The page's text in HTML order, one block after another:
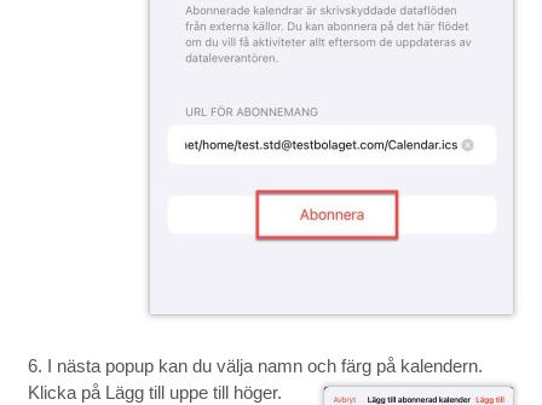
6. I nästa popup kan du välja namn och färg på kalendern.
Klicka på Lägg till uppe till höger.